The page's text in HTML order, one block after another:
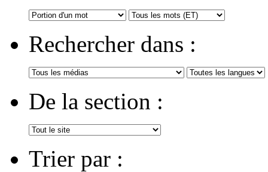
Rechercher dans :
De la section :
Trier par :